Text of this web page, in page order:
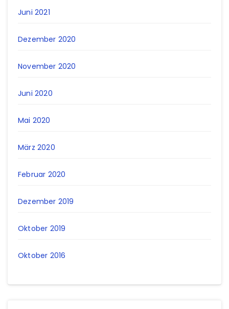
Juni 2021
Dezember 2020
November 2020
Juni 2020
Mai 2020
März 2020
Februar 2020
Dezember 2019
Oktober 2019
Oktober 2016